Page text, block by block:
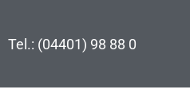
springen
Tel.: (04401) 98 88 0